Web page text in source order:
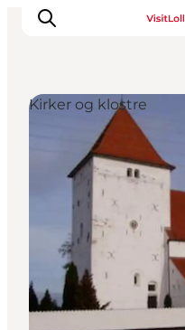
Oplevelser
I naturen
For børn
Kultur
Gastronomi
Planlæg din
Kirker og klostre